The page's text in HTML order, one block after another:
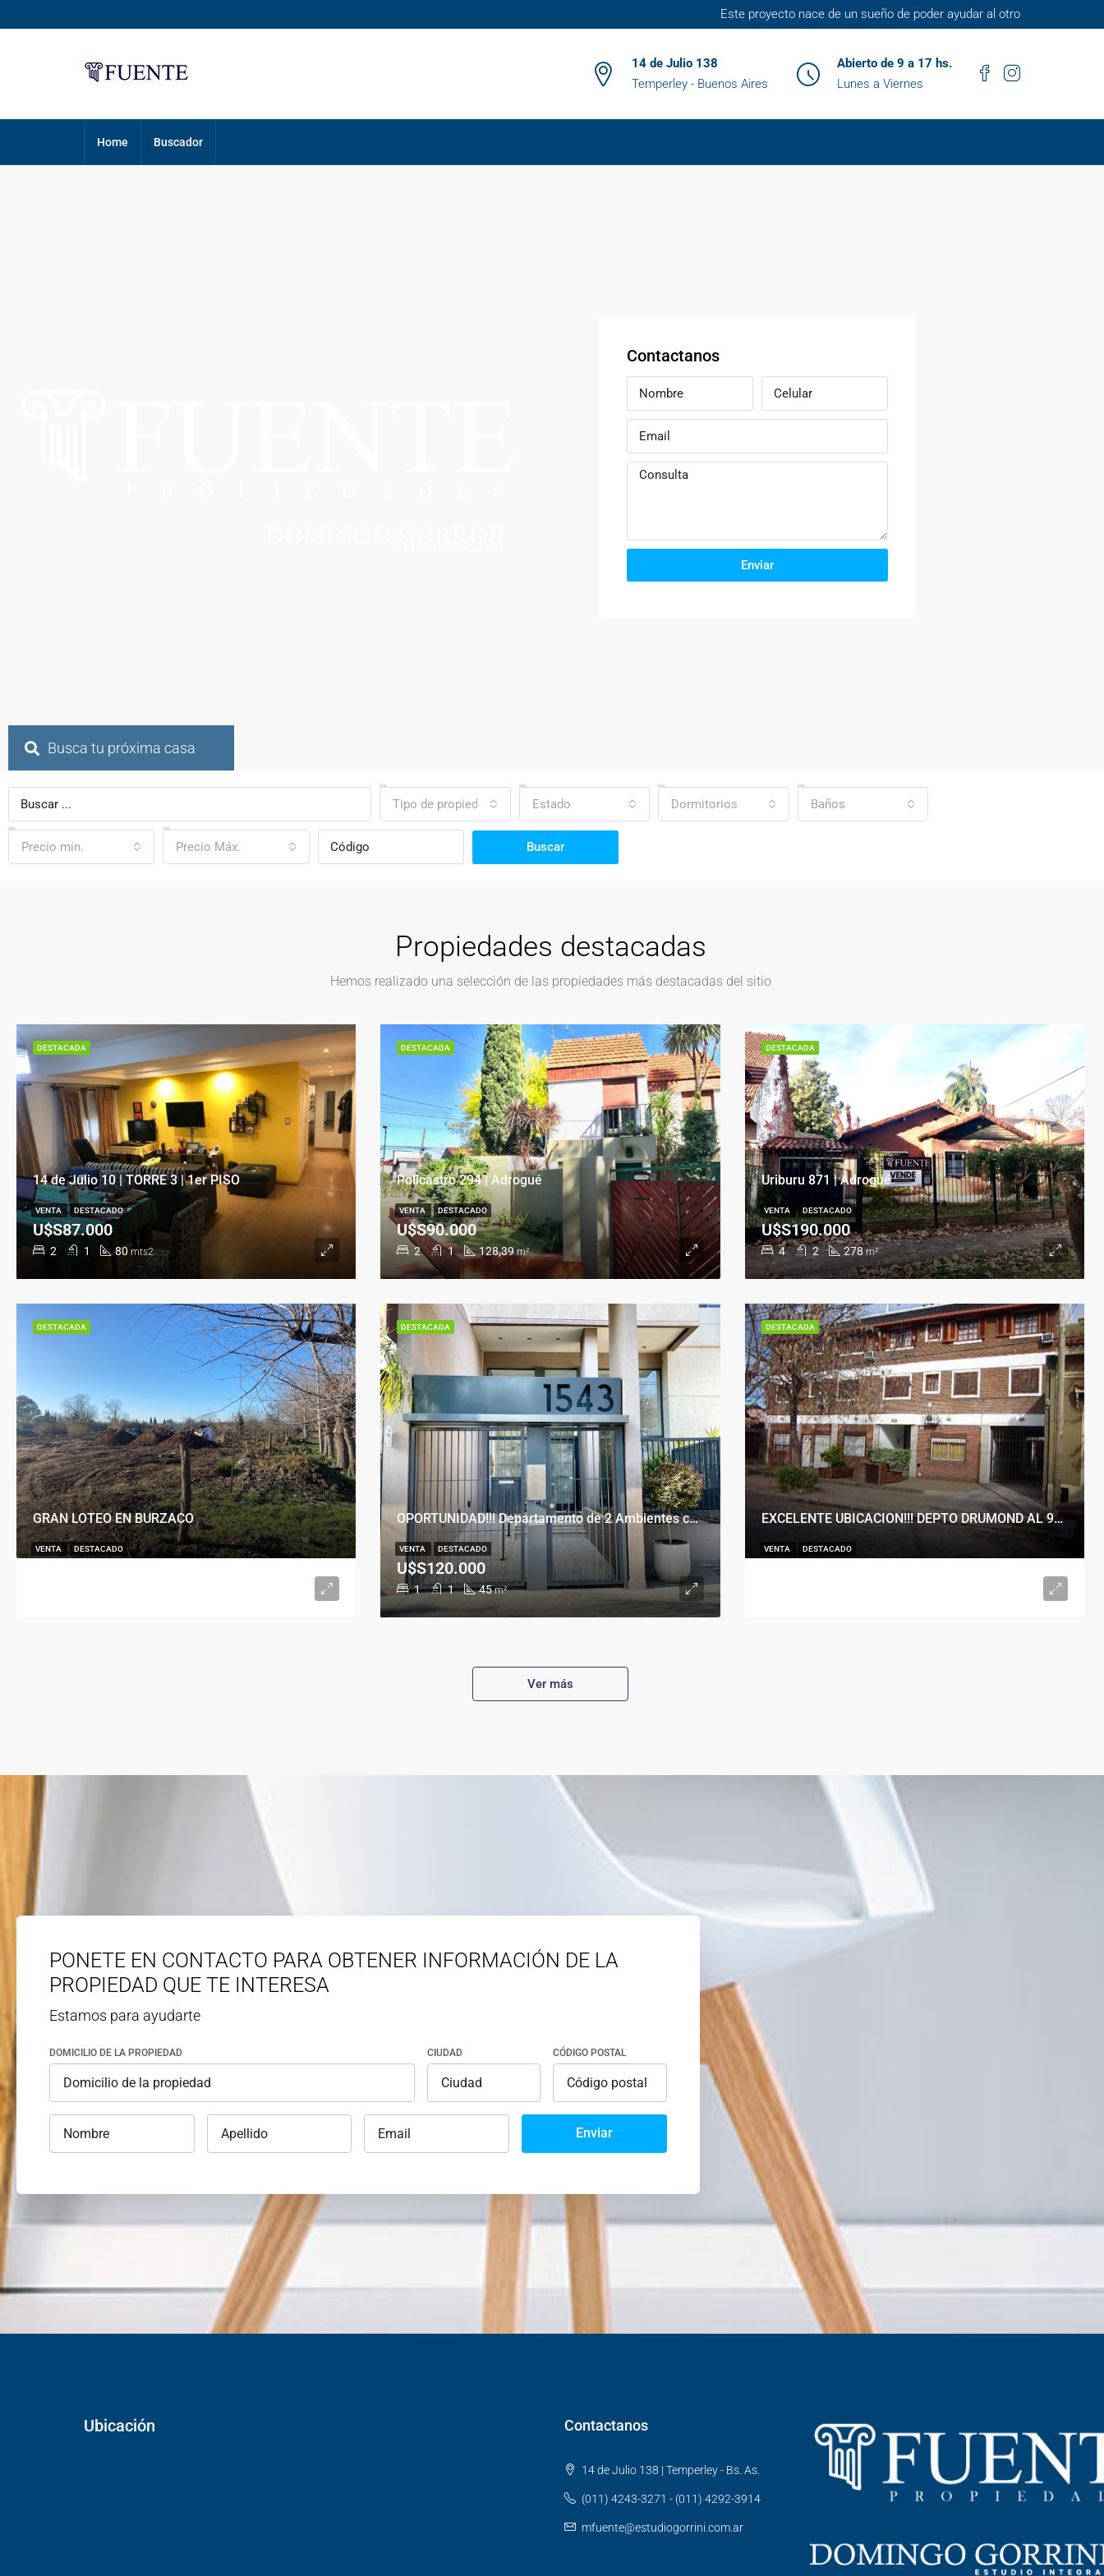
Este proyecto nace de un sueño de poder ayudar al otro
14 de Julio 138
Temperley - Buenos Aires
Abierto de 9 a 17 hs.
Lunes a Viernes
Home Buscador
Contactanos
Enviar
Busca tu próxima casa
Tipo de propiedad Estado Dormitorios Baños
Precio mín. Precio Máx. Buscar
Propiedades destacadas
Hemos realizado una selección de las propiedades más destacadas del sitio
14 de Julio 10 | TORRE 3 | 1er PISO
2 1 80 mts2
U$S87.000
VENTA DESTACADO
DESTACADA
Policastro 294 | Adrogué
2 1 128,39 m²
U$S90.000
VENTA DESTACADO
DESTACADA
Uriburu 871 | Adrogué
4 2 278 m²
U$S190.000
VENTA DESTACADO
DESTACADA
GRAN LOTEO EN BURZACO
VENTA DESTACADO
DESTACADA
OPORTUNIDAD!!! Departamento de 2 Ambientes con Cochera en Banfield Este
1 1 45 m²
U$S120.000
VENTA DESTACADO
DESTACADA
EXCELENTE UBICACION!!! DEPTO DRUMOND AL 900
VENTA DESTACADO
DESTACADA
Ver más
PONETE EN CONTACTO PARA OBTENER INFORMACIÓN DE LA
PROPIEDAD QUE TE INTERESA
Estamos para ayudarte
DOMICILIO DE LA PROPIEDAD CIUDAD CÓDIGO POSTAL
Enviar
Ubicación Contactanos
14 de Julio 138 | Temperley - Bs. As.
(011) 4243-3271 - (011) 4292-3914
mfuente@estudiogorrini.com.ar